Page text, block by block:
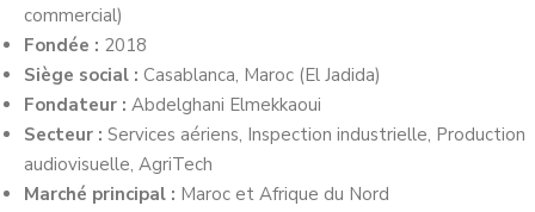
commercial)
Fondée : 2018
Siège social : Casablanca, Maroc (El Jadida)
Fondateur : Abdelghani Elmekkaoui
Secteur : Services aériens, Inspection industrielle, Production
audiovisuelle, AgriTech
Marché principal : Maroc et Afrique du Nord